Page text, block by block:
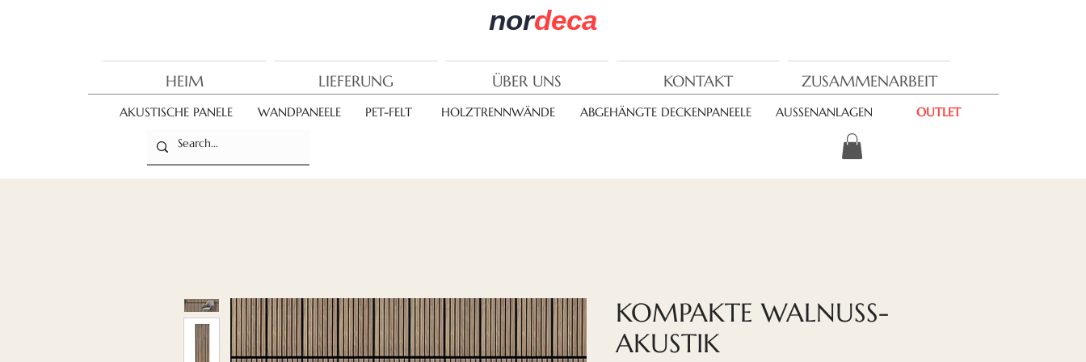
nordeca
HEIM LIEFERUNG ÜBER UNS KONTAKT ZUSAMMENARBEIT
AKUSTISCHE PANELE WANDPANEELE PET-FELT HOLZTRENNWÄNDE ABGEHÄNGTE DECKENPANEELE AUSSENANLAGEN OUTLET
KOMPAKTE WALNUSS-
AKUSTIK